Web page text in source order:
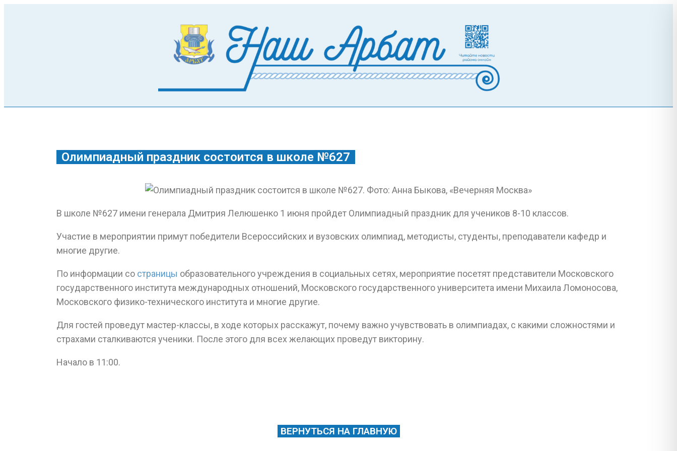
Олимпиадный праздник состоится в школе №627
В школе №627 имени генерала Дмитрия Лелюшенко 1 июня пройдет Олимпиадный праздник для учеников 8-10 классов.
Участие в мероприятии примут победители Всероссийских и вузовских олимпиад, методисты, студенты, преподаватели кафедр и
многие другие.
По информации со страницы образовательного учреждения в социальных сетях, мероприятие посетят представители Московского
государственного института международных отношений, Московского государственного университета имени Михаила Ломоносова,
Московского физико-технического института и многие другие.
Для гостей проведут мастер-классы, в ходе которых расскажут, почему важно учувствовать в олимпиадах, с какими сложностями и
страхами сталкиваются ученики. После этого для всех желающих проведут викторину.
Начало в 11:00.
ВЕРНУТЬСЯ НА ГЛАВНУЮ